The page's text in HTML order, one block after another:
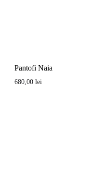
Pantofi Naia
680,00 lei